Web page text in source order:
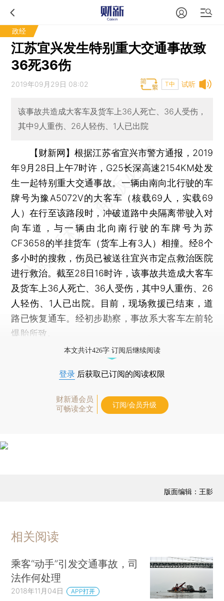
政经
江苏宜兴发生特别重大交通事故致
36死36伤
试听
2019年09月29日 08:02 T中
该事故共造成大客车及货车上36人死亡、36人受伤，
其中9人重伤、26人轻伤、1人已出院
【财新网】根据江苏省宜兴市警方通报，2019
年9月28日上午7时许，G25长深高速2154KM处发
生一起特别重大交通事故。一辆由南向北行驶的车
牌号为豫A5072V的大客车（核载69人，实载69
人）在行至该路段时，冲破道路中央隔离带驶入对
向车道，与一辆由北向南行驶的车牌号为苏
CF3658的半挂货车（货车上有3人）相撞。经8个
多小时的搜救，伤员已被送往宜兴市定点救治医院
进行救治。截至28日16时许，该事故共造成大客车
及货车上36人死亡、36人受伤，其中9人重伤、26
人轻伤、1人已出院。目前，现场救援已结束，道
路已恢复通车。经初步勘察，事故系大客车左前轮
爆胎所致。
本文共计426字 订阅后继续阅读
登录 后获取已订阅的阅读权限
财新通会员
可畅读全文
订阅/会员升级
版面编辑：王影
相关阅读
乘客“动手”引发交通事故，司
法作何处理
2018年11月04日 APP打开